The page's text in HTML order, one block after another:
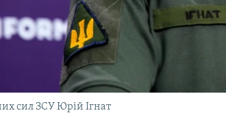
сил ЗСУ Юрій Ігнат